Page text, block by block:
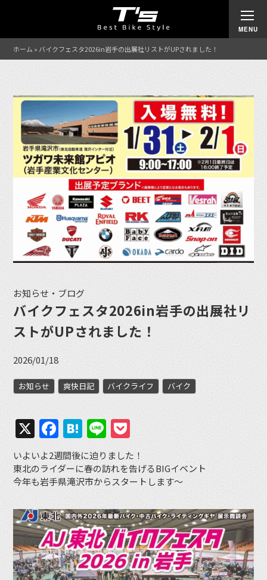
ホーム » バイクフェスタ2026in岩手の出展社リストがUPされました！
お知らせ・ブログ
バイクフェスタ2026in岩手の出展社リ
ストがUPされました！
2026/01/18
お知らせ 爽快日記 バイクライフ バイク
X Facebook
Hatena
Line
いよいよ2週間後に迫りました！
東北のライダーに春の訪れを告げるBIGイベント
今年も岩手県滝沢市からスタートします〜